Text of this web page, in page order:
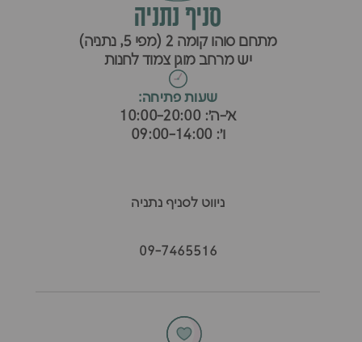
סניף נתניה
מתחם סוהו קומה 2 (מפי 5, נתניה)
יש מרחב מוגן צמוד לחנות
שעות פתיחה:
א׳-ה׳: 10:00-20:00
ו׳: 09:00-14:00
ניווט לסניף נתניה
09-7465516